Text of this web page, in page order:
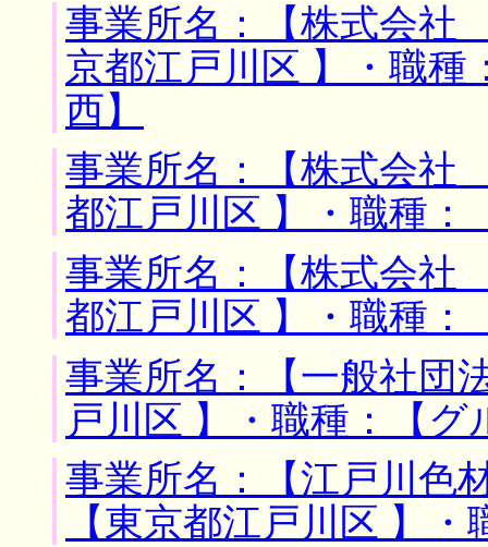
事業所名：【株式会社
京都江戸川区 】・職
西】
事業所名：【株式会
都江戸川区 】・職種：
事業所名：【株式会
都江戸川区 】・職種：
事業所名：【一般社団
戸川区 】・職種：【
事業所名：【江戸川色
【東京都江戸川区 】